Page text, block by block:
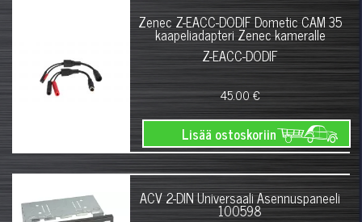
Zenec Z-EACC-DODIF Dometic CAM 35
kaapeliadapteri Zenec kameralle
Z-EACC-DODIF
45.00 €
Lisää ostoskoriin
ACV 2-DIN Universaali Asennuspaneeli
100598